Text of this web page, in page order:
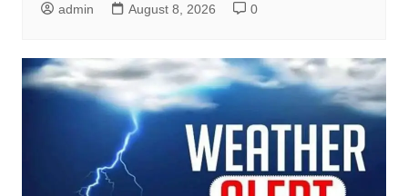
admin August 8, 2026 0